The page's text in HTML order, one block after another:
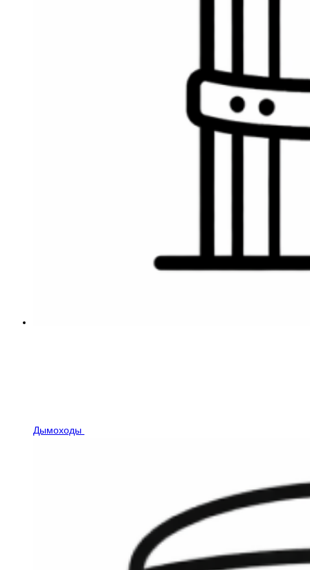
Дымоходы